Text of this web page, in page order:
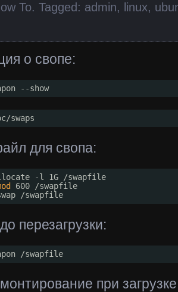
To. Tagged: admin, linux,
о свопе:
--show
swaps
для свопа:
-l 1G
/swapfile
600
/swapfile
/swapfile
перезагрузки:
/swapfile
при